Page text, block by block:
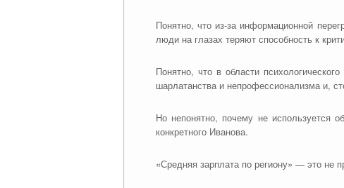
Понятно, что из-за информационной
люди на глазах теряют способность к
Понятно, что в области
шарлатанства и непрофессионализма и,
Но непонятно, почему не используется
конкретного Иванова.
«Средняя зарплата по региону» — это не